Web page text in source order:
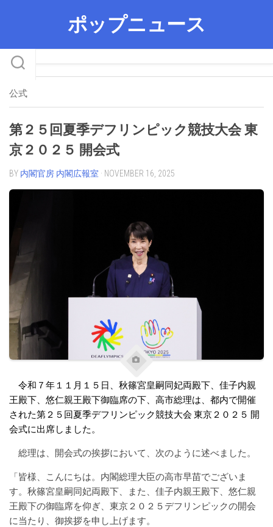
ポップニュース
公式
第２５回夏季デフリンピック競技大会 東
京２０２５ 開会式
BY 内閣官房 内閣広報室 · NOVEMBER 16, 2025
令和７年１１月１５日、秋篠宮皇嗣同妃両殿下、佳子内親
王殿下、悠仁親王殿下御臨席の下、高市総理は、都内で開催
された第２５回夏季デフリンピック競技大会 東京２０２５ 開
会式に出席しました。
総理は、開会式の挨拶において、次のように述べました。
「皆様、こんにちは。内閣総理大臣の高市早苗でございま
す。秋篠宮皇嗣同妃両殿下、また、佳子内親王殿下、悠仁親
王殿下の御臨席を仰ぎ、東京２０２５デフリンピックの開会
に当たり、御挨拶を申し上げます。